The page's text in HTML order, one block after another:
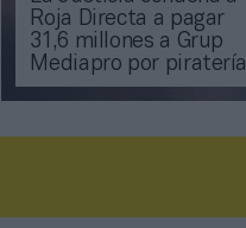
Roja Directa a pagar
31,6 millones a Grup
Mediapro por piratería